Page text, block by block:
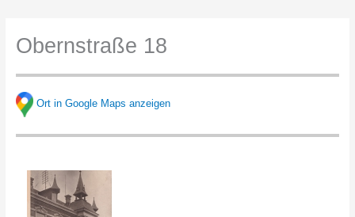
Obernstraße 18
Ort in Google Maps anzeigen